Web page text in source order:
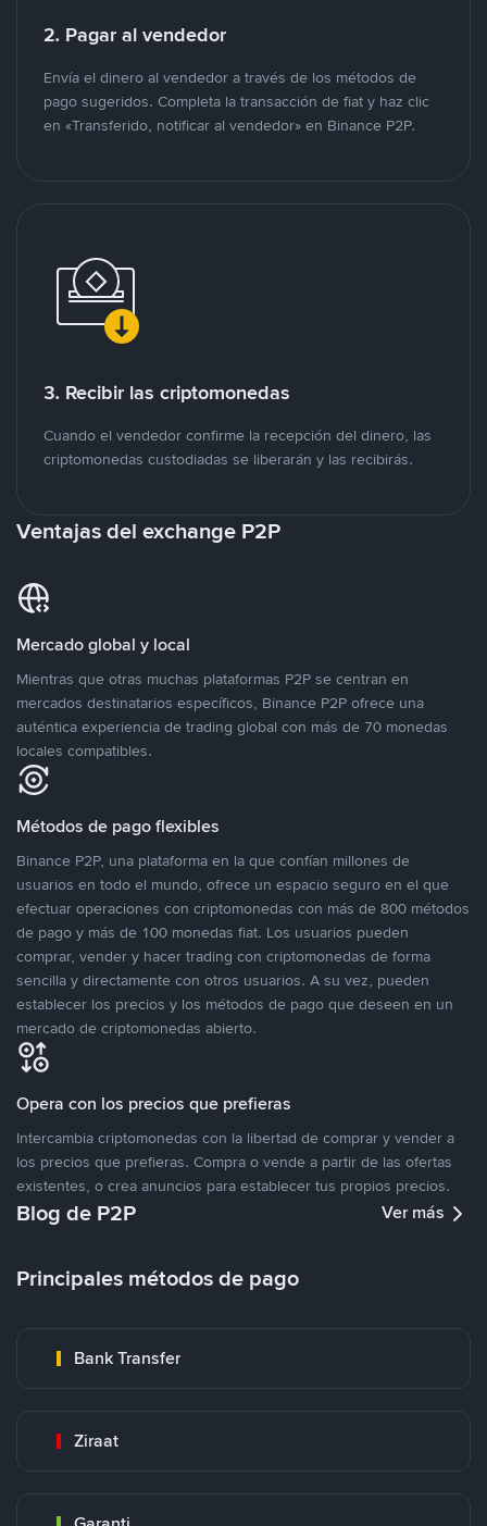
2. Pagar al vendedor
Envía el dinero al vendedor a través de los métodos de
pago sugeridos. Completa la transacción de fiat y haz clic
en «Transferido, notificar al vendedor» en Binance P2P.
3. Recibir las criptomonedas
Cuando el vendedor confirme la recepción del dinero, las
criptomonedas custodiadas se liberarán y las recibirás.
Ventajas del exchange P2P
Mercado global y local
Mientras que otras muchas plataformas P2P se centran en
mercados destinatarios específicos, Binance P2P ofrece una
auténtica experiencia de trading global con más de 70 monedas
locales compatibles.
Métodos de pago flexibles
Binance P2P, una plataforma en la que confían millones de
usuarios en todo el mundo, ofrece un espacio seguro en el que
efectuar operaciones con criptomonedas con más de 800 métodos
de pago y más de 100 monedas fiat. Los usuarios pueden
comprar, vender y hacer trading con criptomonedas de forma
sencilla y directamente con otros usuarios. A su vez, pueden
establecer los precios y los métodos de pago que deseen en un
mercado de criptomonedas abierto.
Opera con los precios que prefieras
Intercambia criptomonedas con la libertad de comprar y vender a
los precios que prefieras. Compra o vende a partir de las ofertas
existentes, o crea anuncios para establecer tus propios precios.
Blog de P2P Ver más
Principales métodos de pago
Bank Transfer
Ziraat